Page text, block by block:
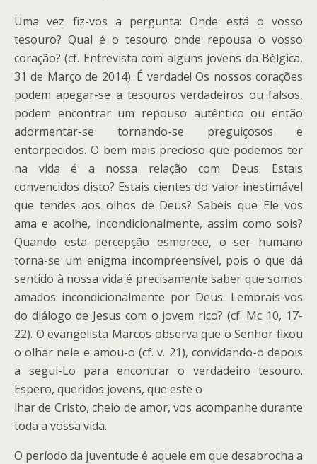
Uma vez fiz-vos a pergunta: Onde está o vosso
tesouro? Qual é o tesouro onde repousa o vosso
coração? (cf. Entrevista com alguns jovens da Bélgica,
31 de Março de 2014). É verdade! Os nossos corações
podem apegar-se a tesouros verdadeiros ou falsos,
podem encontrar um repouso autêntico ou então
adormentar-se tornando-se preguiçosos e
entorpecidos. O bem mais precioso que podemos ter
na vida é a nossa relação com Deus. Estais
convencidos disto? Estais cientes do valor inestimável
que tendes aos olhos de Deus? Sabeis que Ele vos
ama e acolhe, incondicionalmente, assim como sois?
Quando esta percepção esmorece, o ser humano
torna-se um enigma incompreensível, pois o que dá
sentido à nossa vida é precisamente saber que somos
amados incondicionalmente por Deus. Lembrais-vos
do diálogo de Jesus com o jovem rico? (cf. Mc 10, 17-
22). O evangelista Marcos observa que o Senhor fixou
o olhar nele e amou-o (cf. v. 21), convidando-o depois
a segui-Lo para encontrar o verdadeiro tesouro.
Espero, queridos jovens, que este o
lhar de Cristo, cheio de amor, vos acompanhe durante
toda a vossa vida.
O período da juventude é aquele em que desabrocha a